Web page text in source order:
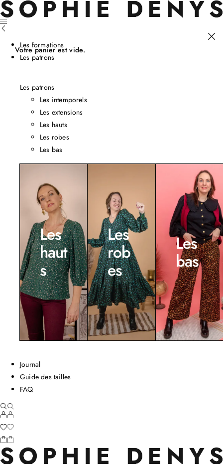
Votre panier est vide.
Les formations
Les patrons
Les patrons
Les intemporels
Les extensions
Les hauts
Les robes
Les bas
Les
haut
s
Les
rob
es
Les
bas
Journal
Guide des tailles
FAQ